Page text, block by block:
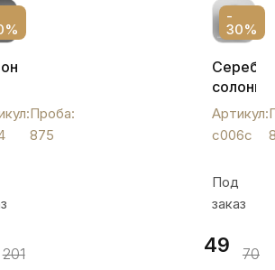
Проба:
875
201
-
30%
солонка,
с006с
Артикул:
с006с
Под
заказ
49
70